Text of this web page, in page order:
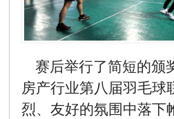
赛后举行了简短的颁
房产行业第八届羽毛球
烈、友好的氛围中落下